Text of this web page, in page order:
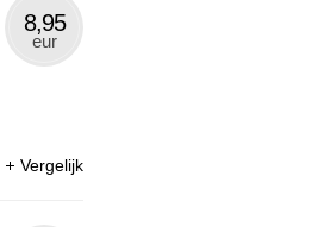
8,95
eur
Vergelijk